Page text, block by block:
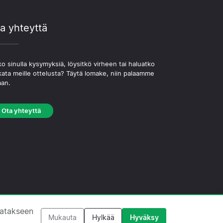
yhteyttä
sinulla kysymyksiä, löysitkö virheen tai haluatko
meille ottelusta? Täytä lomake, niin palaamme
Ota yhteyttä
·Toimituksellinen käytäntö
Mukauta Hylkää Hyväksy